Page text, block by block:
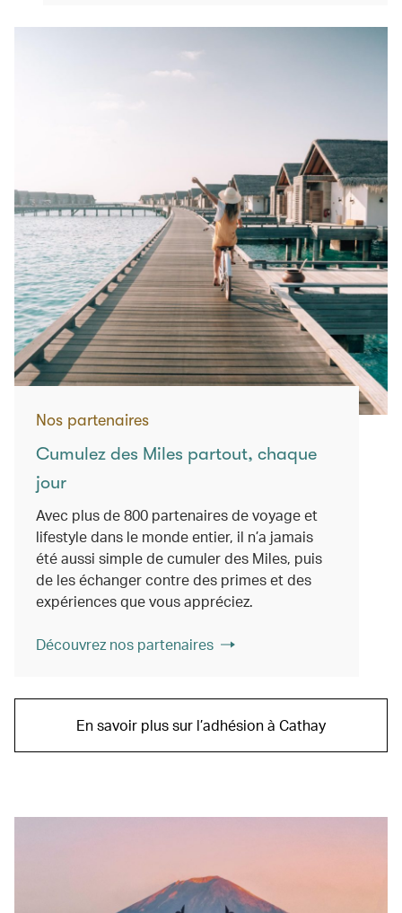
Nos partenaires
Cumulez des Miles partout, chaque
jour
Avec plus de 800 partenaires de voyage et
lifestyle dans le monde entier, il n’a jamais
été aussi simple de cumuler des Miles, puis
de les échanger contre des primes et des
expériences que vous appréciez.
Découvrez nos partenaires
En savoir plus sur l’adhésion à Cathay